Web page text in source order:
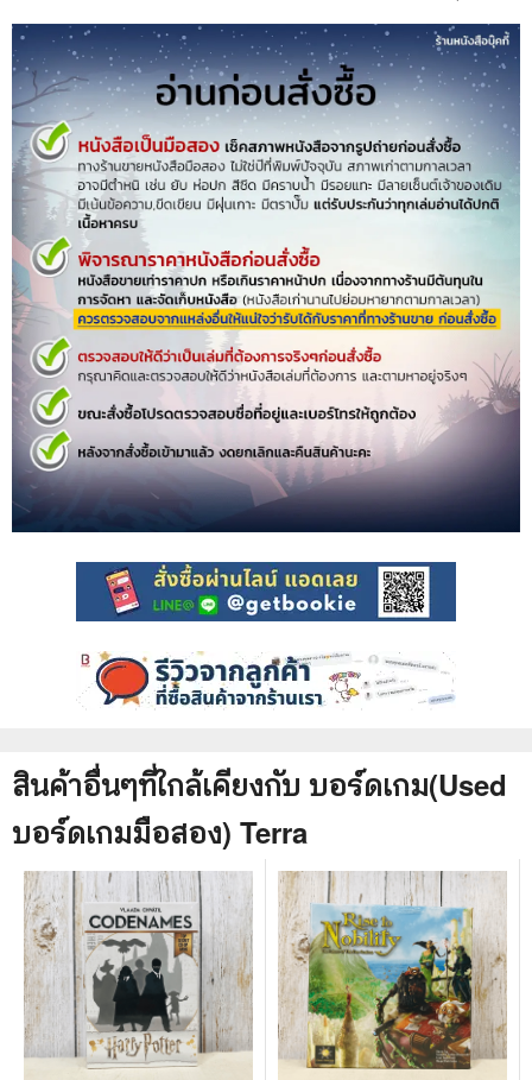
สินค้าอื่นๆที่ใกล้เคียงกับ บอร์ดเกม(Used
บอร์ดเกมมือสอง) Terra